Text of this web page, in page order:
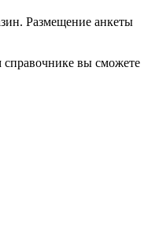
Размещение анкеты
справочнике вы сможете